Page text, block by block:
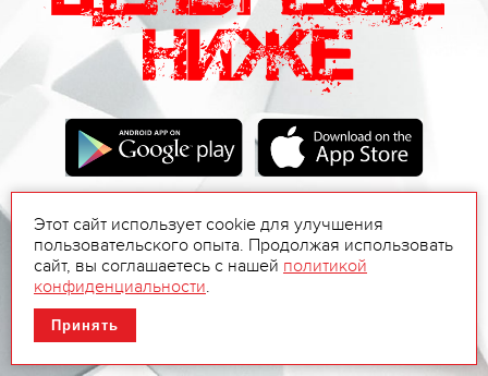
Этот сайт использует cookie для улучшения
пользовательского опыта. Продолжая использовать
сайт, вы соглашаетесь с нашей политикой
конфиденциальности.
Принять